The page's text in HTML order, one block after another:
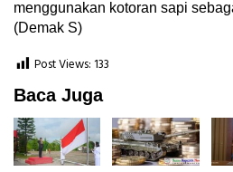
menggunakan kotoran sapi
(Demak S)
Post Views: 133
Baca Juga